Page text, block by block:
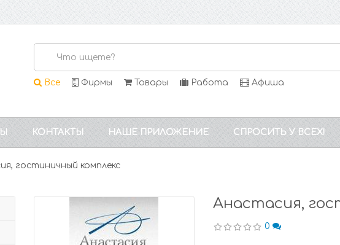
Все Фирмы Товары Работа Афиша
КОНТАКТЫ НАШЕ ПРИЛОЖЕНИЕ СПРОСИТЬ У ВСЕХ!
гостиничный комплекс
Анастасия,
0